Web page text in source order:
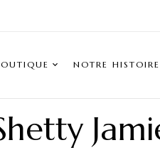
NOTRE HISTOIRE